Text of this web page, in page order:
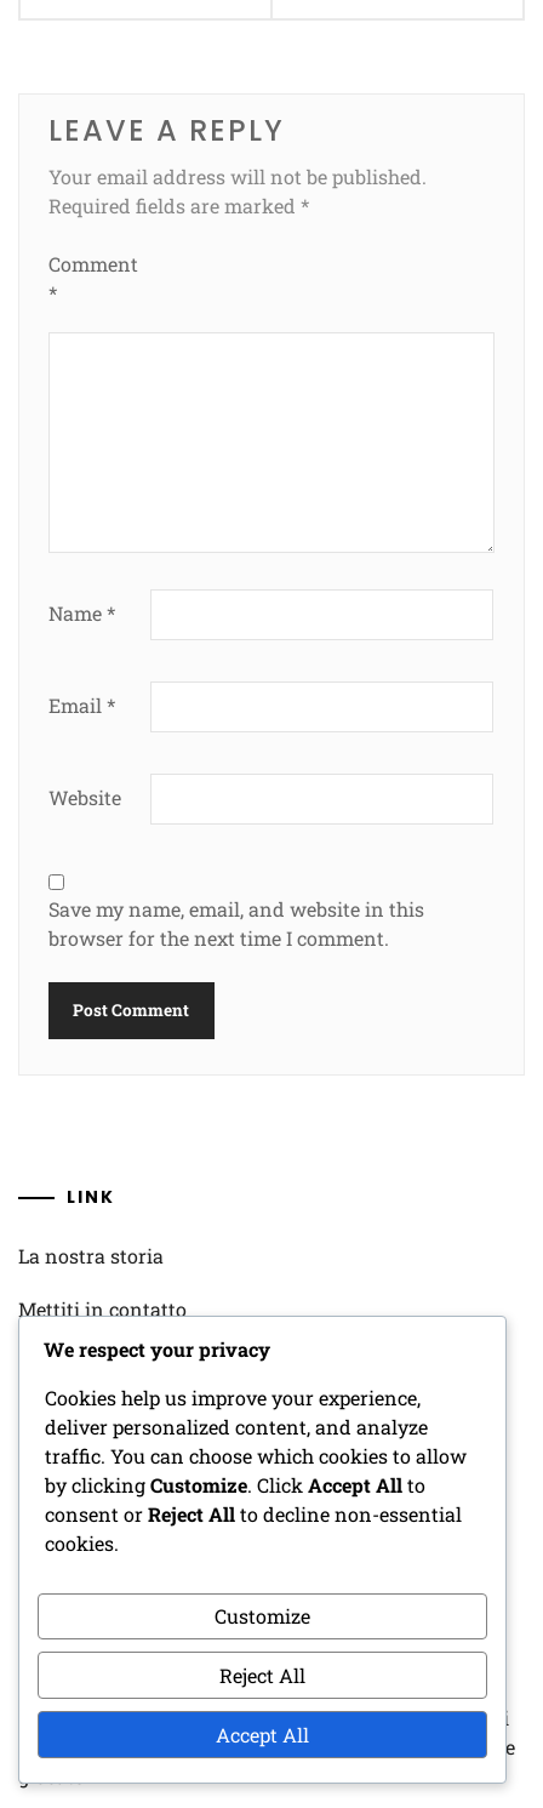
LEAVE A REPLY
Your email address will not be published.
Required fields are marked *
Comment
*
Name*
Email *
Website
Save my name, email, and website in this
browser for the next time I comment.
LINK
La nostra storia
Mettiti in contatto
Archivio del blog
ARTICOLI RECENTI
Esercizi di Pratica per la Difesa Giovanile: Sviluppo
delle abilità, Lavoro di squadra, Esercizi situazionali
Meccanismi di feedback per i giovani giocatori:
valutazioni dei giocatori, critiche costruttive, piani di
miglioramento
Pianificazione del Gioco Difensivo Giovanile: Rapporti
di scouting, Modifiche alla formazione, Chiamata delle
giocate
We respect your privacy
Cookies help us improve your experience,
deliver personalized content, and analyze
traffic. You can choose which cookies to allow
by clickingCustomize. Click Accept Allto
consent orReject Allto decline non-essential
cookies.
Customize
Reject All
Accept All